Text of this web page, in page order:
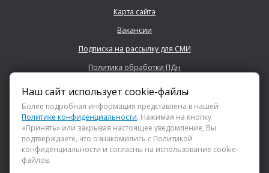
Карта сайта
Вакансии
Подписка на рассылку для СМИ
Политика обработки ПДн
+7 (843) 222 0700
info@dsspkazan.ru
Наш сайт использует cookie-файлы
Более подробная информация представлена в нашей
Политике конфиденциальности. Нажимая на кнопку
«Принять» или закрывая настоящее уведомление, Вы
подтверждаете, что ознакомились с Политикой
конфиденциальности и согласны на использование cookie-
файлов.